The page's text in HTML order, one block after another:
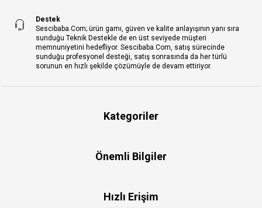
Destek
Sescibaba.Com; ürün gamı, güven ve kalite anlayışının yanı sıra
sunduğu Teknik Destekle de en üst seviyede müşteri
memnuniyetini hedefliyor. Sescibaba.Com, satış sürecinde
sunduğu profesyonel desteği, satış sonrasında da her türlü
sorunun en hızlı şekilde çözümüyle de devam ettiriyor.
Kategoriler
Önemli Bilgiler
Hızlı Erişim